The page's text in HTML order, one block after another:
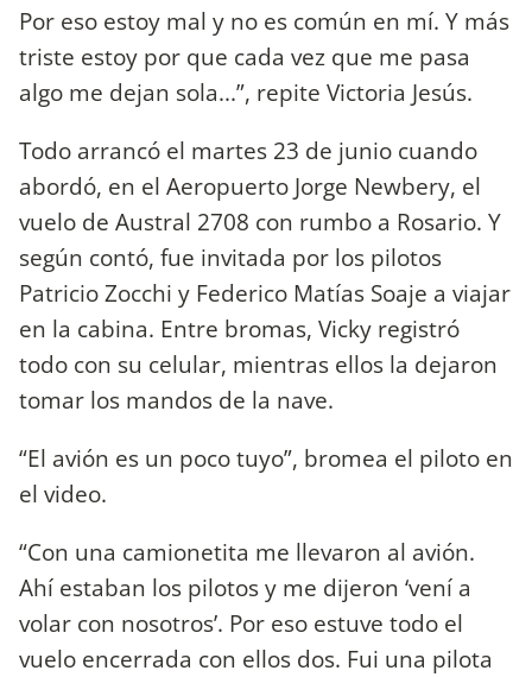
Por eso estoy mal y no es común en mí. Y más
triste estoy por que cada vez que me pasa
algo me dejan sola...”, repite Victoria Jesús.
Todo arrancó el martes 23 de junio cuando
abordó, en el Aeropuerto Jorge Newbery, el
vuelo de Austral 2708 con rumbo a Rosario. Y
según contó, fue invitada por los pilotos
Patricio Zocchi y Federico Matías Soaje a viajar
en la cabina. Entre bromas, Vicky registró
todo con su celular, mientras ellos la dejaron
tomar los mandos de la nave.
“El avión es un poco tuyo”, bromea el piloto en
el video.
“Con una camionetita me llevaron al avión.
Ahí estaban los pilotos y me dijeron ‘vení a
volar con nosotros’. Por eso estuve todo el
vuelo encerrada con ellos dos. Fui una pilota